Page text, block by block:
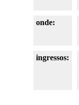
onde:
ingressos: